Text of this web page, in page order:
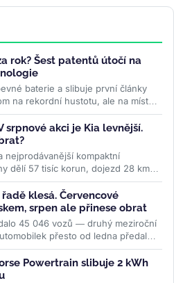
rok? Šest patentů útočí na
baterie a slibuje první články
na rekordní hustotu, ale na místo,
srpnové akci je Kia levnější.
nejprodávanější kompaktní
dělí 57 tisíc korun, dojezd 28 km,
klesá. Červencové
srpen ale přinese obrat
45 046 vozů — druhý meziroční
přesto od ledna předala
Powertrain slibuje 2 kWh